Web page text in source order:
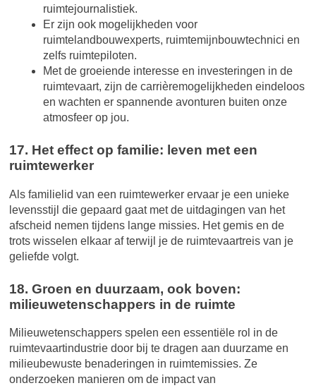
ruimtejournalistiek.
Er zijn ook mogelijkheden voor
ruimtelandbouwexperts, ruimtemijnbouwtechnici en
zelfs ruimtepiloten.
Met de groeiende interesse en investeringen in de
ruimtevaart, zijn de carrièremogelijkheden eindeloos
en wachten er spannende avonturen buiten onze
atmosfeer op jou.
17. Het effect op familie: leven met een
ruimtewerker
Als familielid van een ruimtewerker ervaar je een unieke
levensstijl die gepaard gaat met de uitdagingen van het
afscheid nemen tijdens lange missies. Het gemis en de
trots wisselen elkaar af terwijl je de ruimtevaartreis van je
geliefde volgt.
18. Groen en duurzaam, ook boven:
milieuwetenschappers in de ruimte
Milieuwetenschappers spelen een essentiële rol in de
ruimtevaartindustrie door bij te dragen aan duurzame en
milieubewuste benaderingen in ruimtemissies. Ze
onderzoeken manieren om de impact van